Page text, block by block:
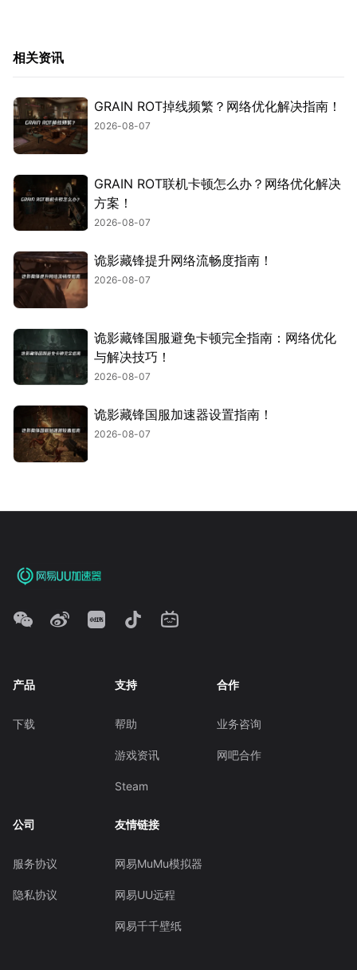
相关资讯
GRAIN ROT掉线频繁？网络优化解决指南！
2026-08-07
GRAIN ROT联机卡顿怎么办？网络优化解决
方案！
2026-08-07
诡影藏锋提升网络流畅度指南！
2026-08-07
诡影藏锋国服避免卡顿完全指南：网络优化
与解决技巧！
2026-08-07
诡影藏锋国服加速器设置指南！
2026-08-07
产品
下载
支持
帮助
游戏资讯
Steam
合作
业务咨询
网吧合作
公司
服务协议
隐私协议
友情链接
网易MuMu模拟器
网易UU远程
网易千千壁纸